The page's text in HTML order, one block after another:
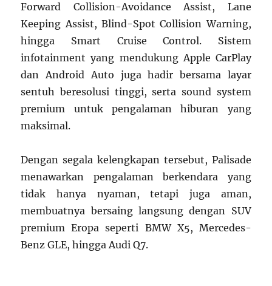
Forward Collision-Avoidance Assist, Lane
Keeping Assist, Blind-Spot Collision Warning,
hingga Smart Cruise Control. Sistem
infotainment yang mendukung Apple CarPlay
dan Android Auto juga hadir bersama layar
sentuh beresolusi tinggi, serta sound system
premium untuk pengalaman hiburan yang
maksimal.
Dengan segala kelengkapan tersebut, Palisade
menawarkan pengalaman berkendara yang
tidak hanya nyaman, tetapi juga aman,
membuatnya bersaing langsung dengan SUV
premium Eropa seperti BMW X5, Mercedes-
Benz GLE, hingga Audi Q7.